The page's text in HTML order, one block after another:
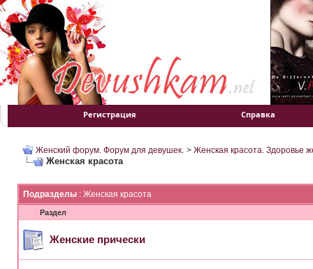
Регистрация Справка
Женский форум. Форум для девушек. > Женская красота. Здоровье
Женская красота
Подразделы : Женская красота
Раздел
Женские прически